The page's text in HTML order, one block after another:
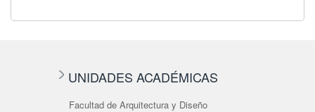
UNIDADES ACADÉMICAS
Facultad de Arquitectura y Diseño